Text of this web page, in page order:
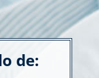
de: